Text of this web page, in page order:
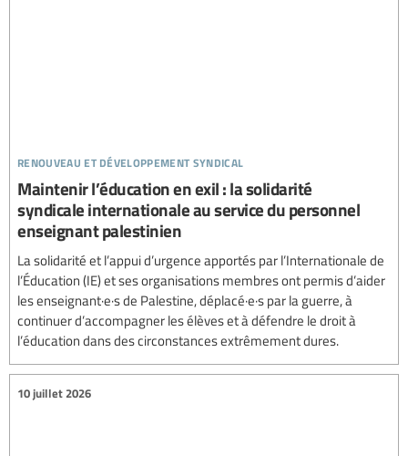
renouveau et développement syndical
Maintenir l’éducation en exil : la solidarité
syndicale internationale au service du personnel
enseignant palestinien
La solidarité et l’appui d’urgence apportés par l’Internationale de
l’Éducation (IE) et ses organisations membres ont permis d’aider
les enseignant·e·s de Palestine, déplacé·e·s par la guerre, à
continuer d’accompagner les élèves et à défendre le droit à
l’éducation dans des circonstances extrêmement dures.
10 juillet 2026